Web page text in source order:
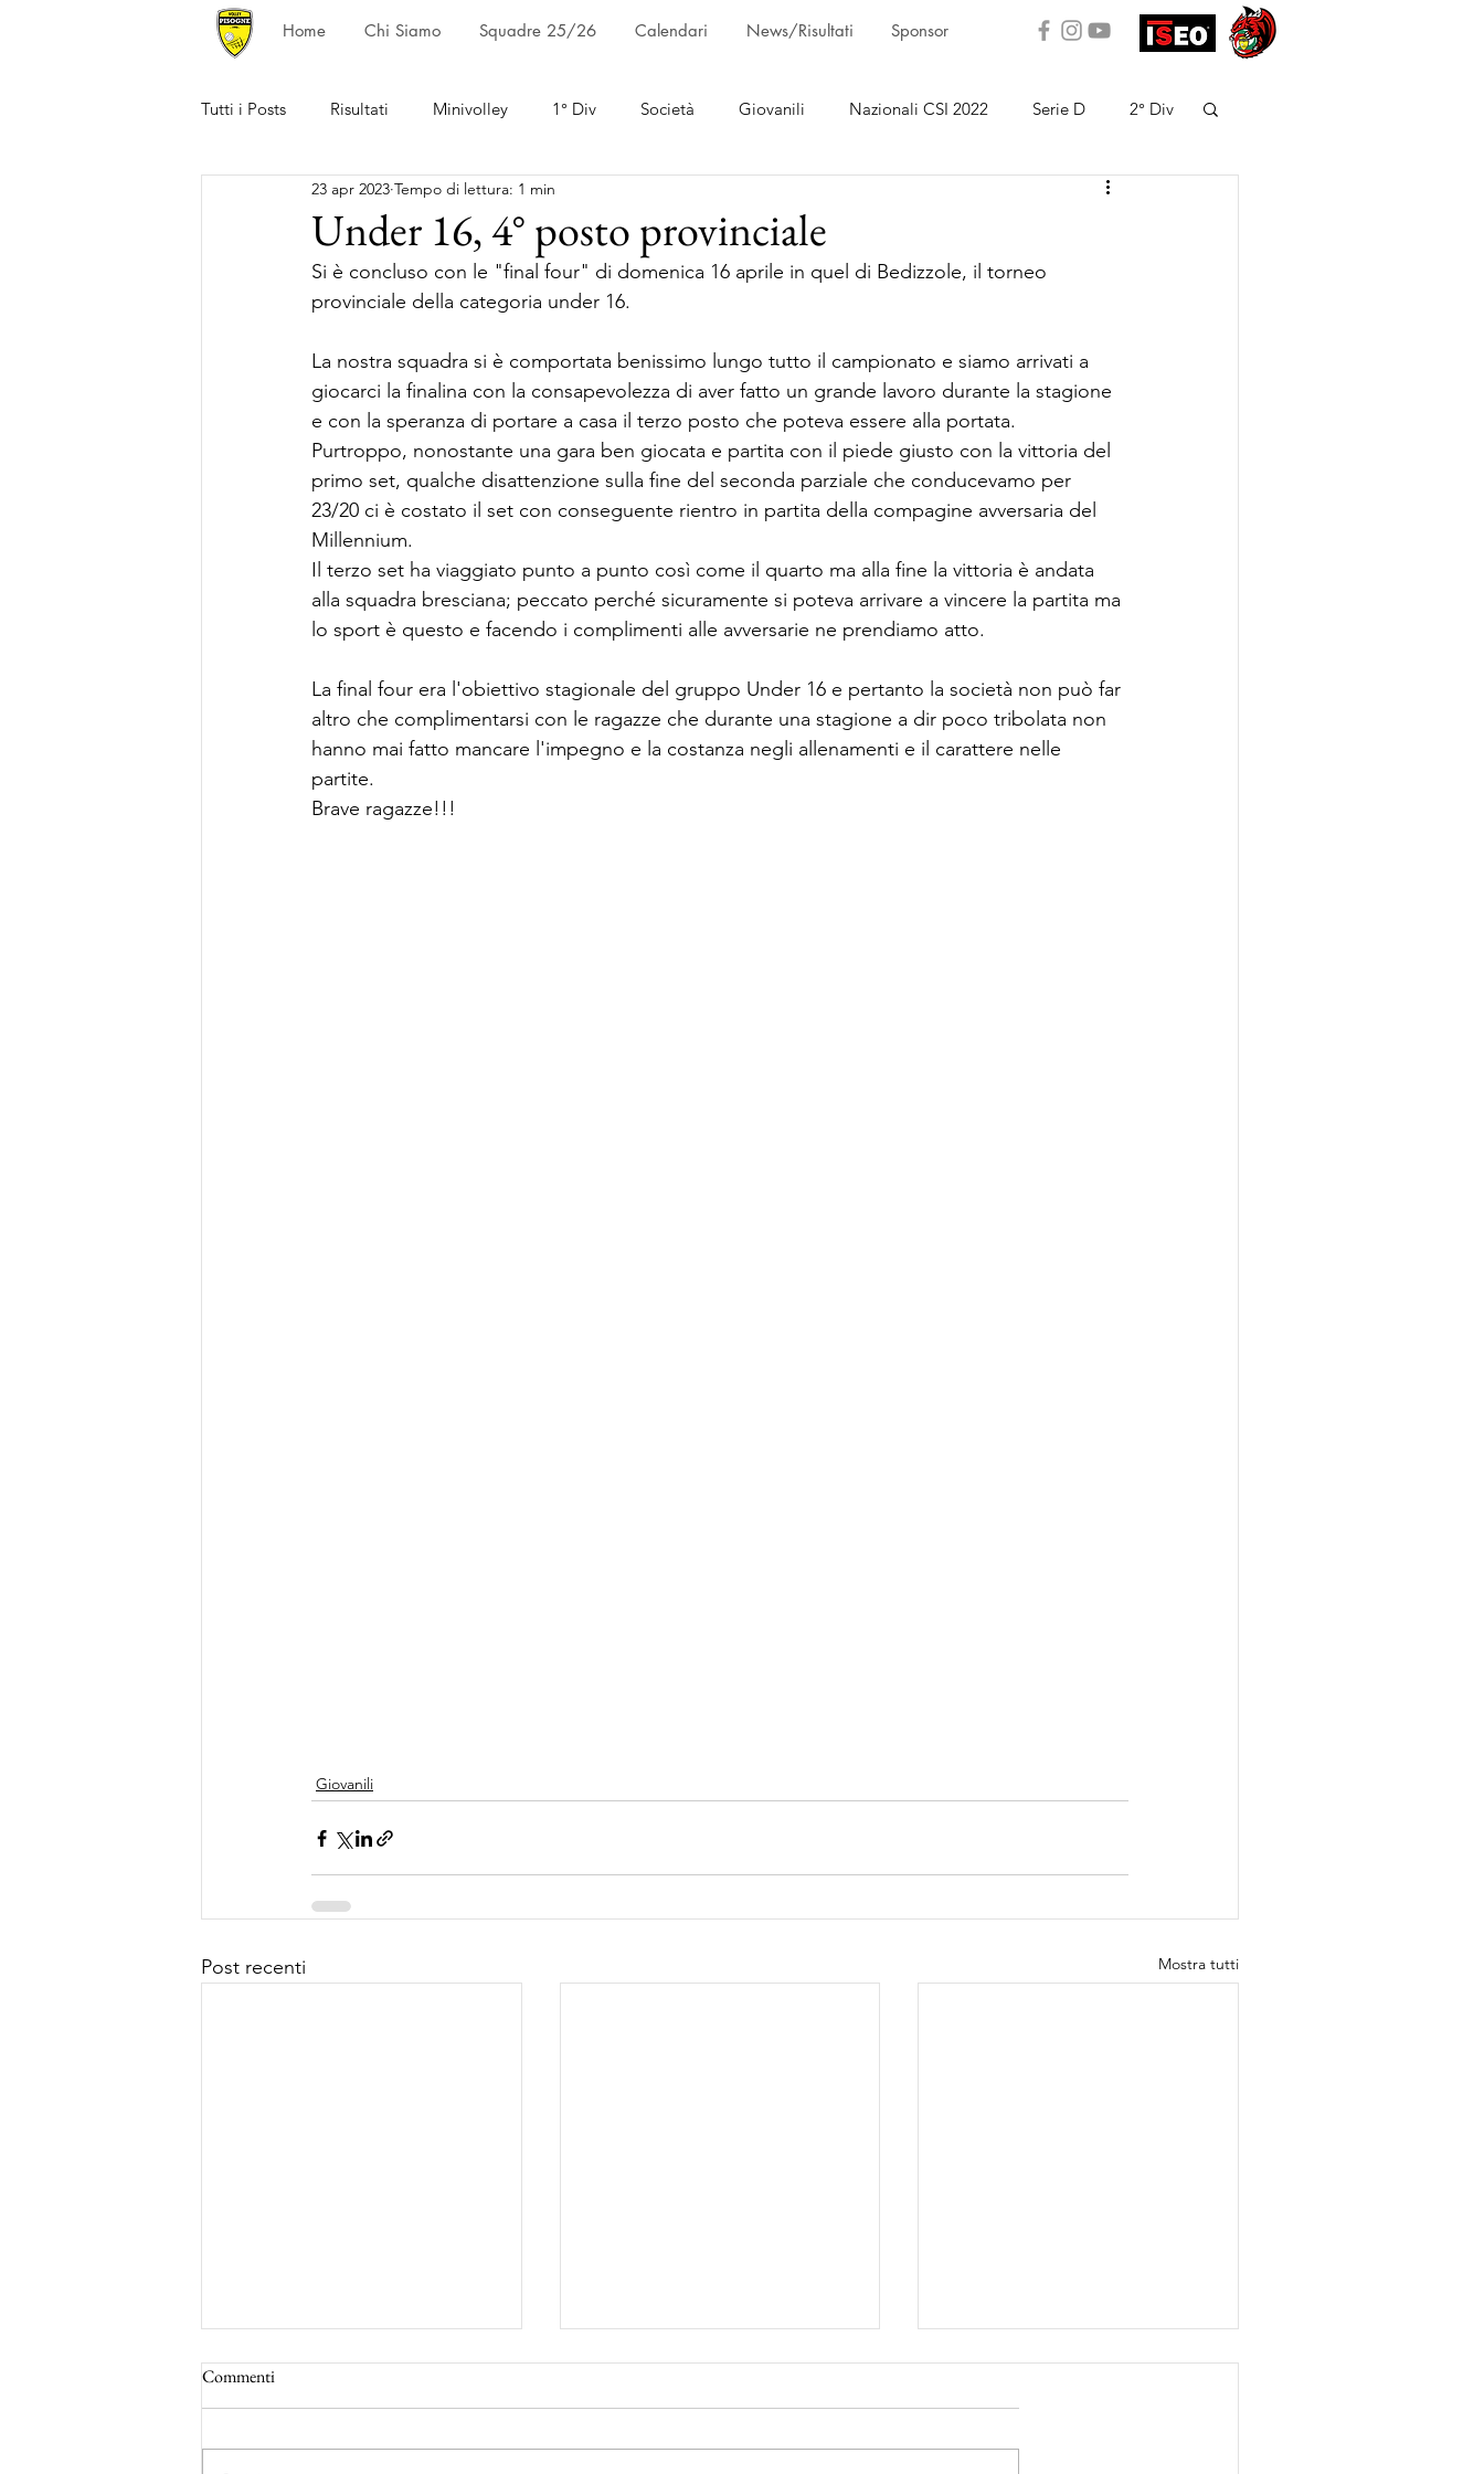
Home Chi Siamo Squadre 25/26 Calendari News/Risultati Sponsor
Tutti i Posts Risultati Minivolley 1° Div Società Giovanili Nazionali CSI 2022 Serie D 2° Div
Under 16, 4° posto provinciale
23 apr 2023 Tempo di lettura: 1 min
Si è concluso con le "final four" di domenica 16 aprile in quel di Bedizzole, il torneo
provinciale della categoria under 16.
La nostra squadra si è comportata benissimo lungo tutto il campionato e siamo arrivati a
giocarci la finalina con la consapevolezza di aver fatto un grande lavoro durante la stagione
e con la speranza di portare a casa il terzo posto che poteva essere alla portata.
Purtroppo, nonostante una gara ben giocata e partita con il piede giusto con la vittoria del
primo set, qualche disattenzione sulla fine del seconda parziale che conducevamo per
23/20 ci è costato il set con conseguente rientro in partita della compagine avversaria del
Millennium.
Il terzo set ha viaggiato punto a punto così come il quarto ma alla fine la vittoria è andata
alla squadra bresciana; peccato perché sicuramente si poteva arrivare a vincere la partita ma
lo sport è questo e facendo i complimenti alle avversarie ne prendiamo atto.
La final four era l'obiettivo stagionale del gruppo Under 16 e pertanto la società non può far
altro che complimentarsi con le ragazze che durante una stagione a dir poco tribolata non
hanno mai fatto mancare l'impegno e la costanza negli allenamenti e il carattere nelle
partite.
Brave ragazze!!!
Giovanili
Post recenti Mostra tutti
Commenti